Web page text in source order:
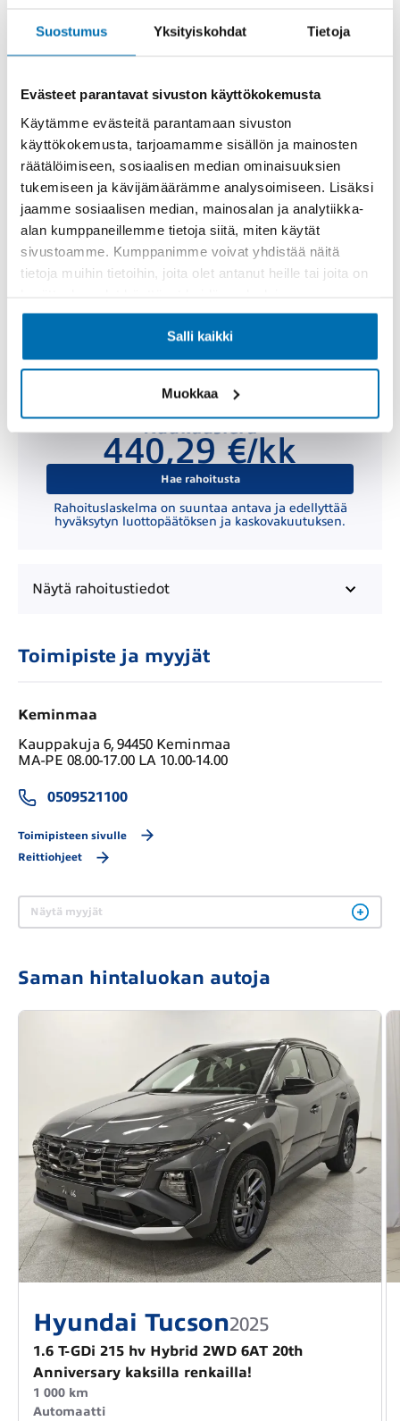
Suostumus Yksityiskohdat Tietoja
Evästeet parantavat sivuston käyttökokemusta
Käytämme evästeitä parantamaan sivuston
käyttökokemusta, tarjoamamme sisällön ja mainosten
räätälöimiseen, sosiaalisen median ominaisuuksien
tukemiseen ja kävijämäärämme analysoimiseen. Lisäksi
jaamme sosiaalisen median, mainosalan ja analytiikka-
alan kumppaneillemme tietoja siitä, miten käytät
sivustoamme. Kumppanimme voivat yhdistää näitä
tietoja muihin tietoihin, joita olet antanut heille tai joita on
Salli kaikki
Muokkaa
Käsiraha tai vaihtoauto (€)
Suurempi viimeinen erä (€)
Kuukausierä
440,29 €/kk
Hae rahoitusta
Rahoituslaskelma on suuntaa antava ja edellyttää
hyväksytyn luottopäätöksen ja kaskovakuutuksen.
Näytä rahoitustiedot
Toimipiste ja myyjät
Keminmaa
Kauppakuja 6, 94450 Keminmaa
MA-PE 08.00-17.00 LA 10.00-14.00
0509521100
Toimipisteen sivulle
Reittiohjeet
Näytä myyjät
Saman hintaluokan autoja
Hyundai Tucson2025
1.6 T-GDi 215 hv Hybrid 2WD 6AT 20th
Anniversary kaksilla renkailla!
1 000 km
Automaatti